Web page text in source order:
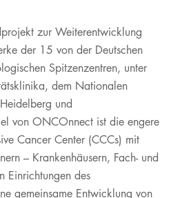
zur Weiterentwicklung
der 15 von der Deutschen
Spitzenzentren, unter
dem Nationalen
und
von ONCOnnect ist die engere
Cancer Center (CCCs) mit
– Krankenhäusern, Fach- und
Einrichtungen des
gemeinsame Entwicklung von